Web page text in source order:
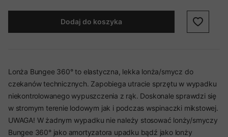
Dodaj do koszyka
Lonża Bungee 360° to elastyczna, lekka lonża/smycz do
czekanów technicznych. Zapobiega utracie sprzętu w wypadku
niekontrolowanego wypuszczenia z rąk. Doskonale sprawdzi się
w stromym terenie lodowym jak i podczas wspinaczki mikstowej.
UWAGA! W żadnym wypadku nie należy stosować lonży/smyczy
Bungee 360° jako amortyzatora upadku bądź jako lonży